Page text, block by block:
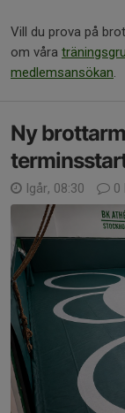
Vill du prova på
om våra
medlemsansökan.
Ny
Igår, 08:30 0